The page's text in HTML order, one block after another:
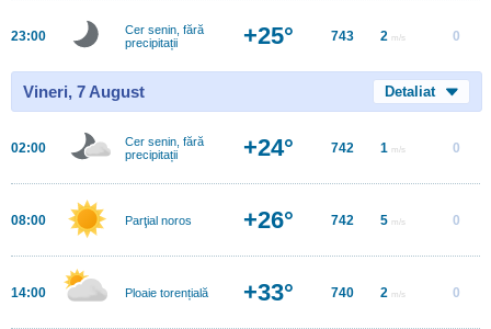
23:00
Cer senin, fără
precipitații
+25° 743 2 m/s 0
Vineri, 7 August Detaliat
02:00
Cer senin, fără
precipitații
+24° 742 1 m/s 0
08:00 Parţial noros +26° 742 5 m/s 0
14:00 Ploaie torențială +33° 740 2 m/s 0